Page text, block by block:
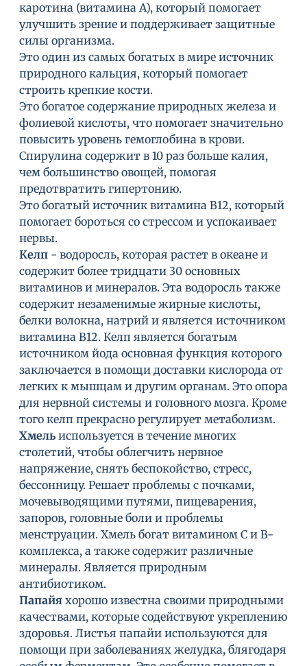
каротина (витамина А), который помогает
улучшить зрение и поддерживает защитные
силы организма.
Это один из самых богатых в мире источник
природного кальция, который помогает
строить крепкие кости.
Это богатое содержание природных железа и
фолиевой кислоты, что помогает значительно
повысить уровень гемоглобина в крови.
Спирулина содержит в 10 раз больше калия,
чем большинство овощей, помогая
предотвратить гипертонию.
Это богатый источник витамина В12, который
помогает бороться со стрессом и успокаивает
нервы.
Келп - водоросль, которая растет в океане и
содержит более тридцати 30 основных
витаминов и минералов. Эта водоросль также
содержит незаменимые жирные кислоты,
белки волокна, натрий и является источником
витамина В12. Келп является богатым
источником йода основная функция которого
заключается в помощи доставки кислорода от
легких к мышцам и другим органам. Это опора
для нервной системы и головного мозга. Кроме
того келп прекрасно регулирует метаболизм.
Хмель используется в течение многих
столетий, чтобы облегчить нервное
напряжение, снять беспокойство, стресс,
бессонницу. Решает проблемы с почками,
мочевыводящими путями, пищеварения,
запоров, головные боли и проблемы
менструации. Хмель богат витамином С и В-
комплекса, а также содержит различные
минералы. Является природным
антибиотиком.
Папайя хорошо известна своими природными
качествами, которые содействуют укреплению
здоровья. Листья папайи используются для
помощи при заболеваниях желудка, блягодаря